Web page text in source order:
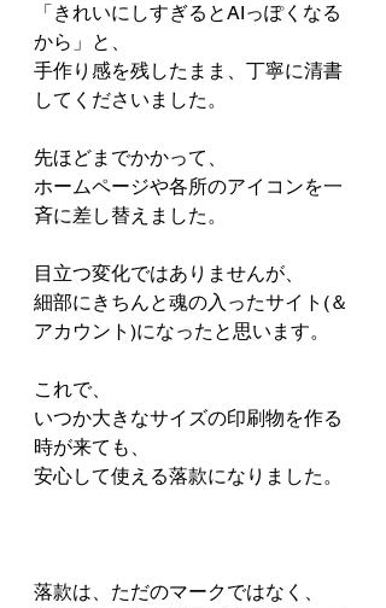
「きれいにしすぎるとAIっぽくなる
から」と、
手作り感を残したまま、丁寧に清書
してくださいました。
先ほどまでかかって、
ホームページや各所のアイコンを一
斉に差し替えました。
目立つ変化ではありませんが、
細部にきちんと魂の入ったサイト(＆
アカウント)になったと思います。
これで、
いつか大きなサイズの印刷物を作る
時が来ても、
安心して使える落款になりました。
落款は、ただのマークではなく、